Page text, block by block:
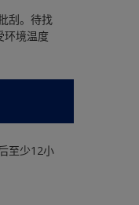
刮。待找
环境温度
至少12小